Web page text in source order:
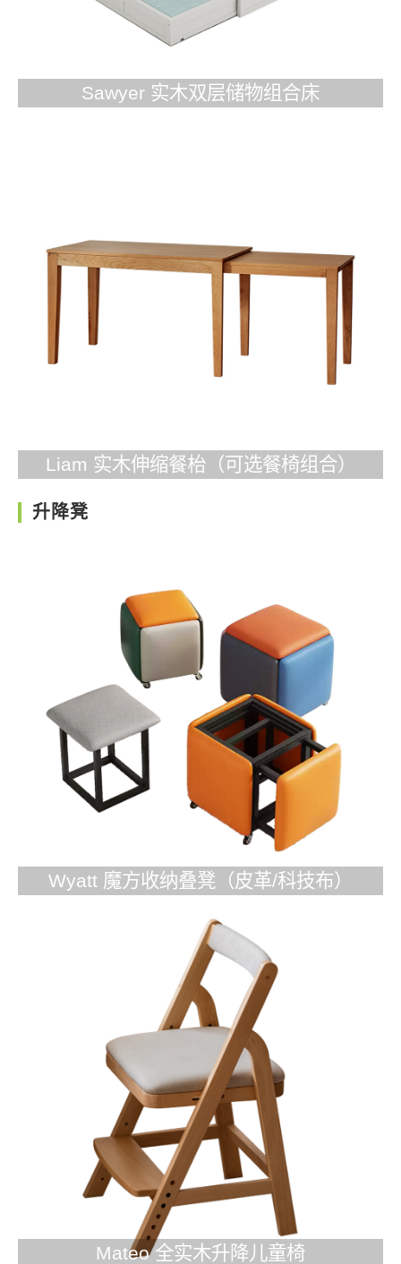
Sawyer 实木双层储物组合床
Liam 实木伸缩餐枱（可选餐椅组合）
升降凳
Wyatt 魔方收纳叠凳（皮革/科技布）
Mateo 全实木升降儿童椅